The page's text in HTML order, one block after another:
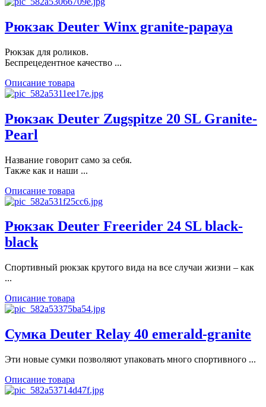
Рюкзак Deuter Winx granite-papaya
Рюкзак для роликов.
Беспрецедентное качество ...
Описание товара
Рюкзак Deuter Zugspitze 20 SL Granite-
Pearl
Название говорит само за себя.
Также как и наши ...
Описание товара
Рюкзак Deuter Freerider 24 SL black-
black
Спортивный рюкзак крутого вида на все случаи жизни – как
...
Описание товара
Сумка Deuter Relay 40 emerald-granite
Эти новые сумки позволяют упаковать много спортивного ...
Описание товара